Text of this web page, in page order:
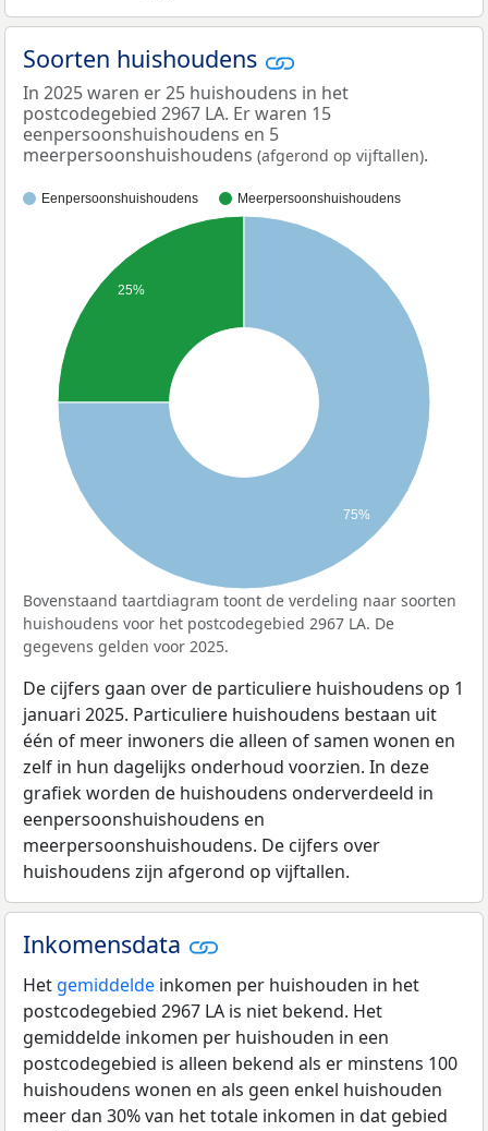
Soorten huishoudens
In 2025 waren er 25 huishoudens in het
postcodegebied 2967 LA. Er waren 15
eenpersoonshuishoudens en 5
meerpersoonshuishoudens (afgerond op vijftallen).
Eenpersoonshuishoudens Meerpersoonshuishoudens
25%
75%
Bovenstaand taartdiagram toont de verdeling naar soorten
huishoudens voor het postcodegebied 2967 LA. De
gegevens gelden voor 2025.
De cijfers gaan over de particuliere huishoudens op 1
januari 2025. Particuliere huishoudens bestaan uit
één of meer inwoners die alleen of samen wonen en
zelf in hun dagelijks onderhoud voorzien. In deze
grafiek worden de huishoudens onderverdeeld in
eenpersoonshuishoudens en
meerpersoonshuishoudens. De cijfers over
huishoudens zijn afgerond op vijftallen.
Inkomensdata
Het gemiddelde inkomen per huishouden in het
postcodegebied 2967 LA is niet bekend. Het
gemiddelde inkomen per huishouden in een
postcodegebied is alleen bekend als er minstens 100
huishoudens wonen en als geen enkel huishouden
meer dan 30% van het totale inkomen in dat gebied